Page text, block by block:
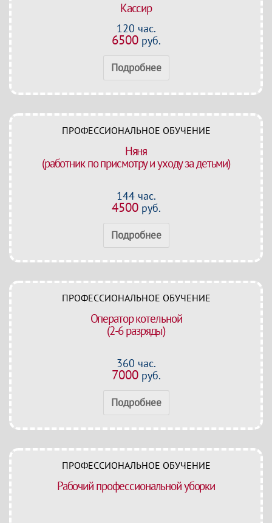
Кассир
120 час.
6500руб.
Подробнее
ПРОФЕССИОНАЛЬНОЕ ОБУЧЕНИЕ
Няня
(работник по присмотру и уходу за детьми)
144 час.
4500руб.
Подробнее
ПРОФЕССИОНАЛЬНОЕ ОБУЧЕНИЕ
Оператор котельной
(2-6 разряды)
360 час.
7000руб.
Подробнее
ПРОФЕССИОНАЛЬНОЕ ОБУЧЕНИЕ
Рабочий профессиональной уборки